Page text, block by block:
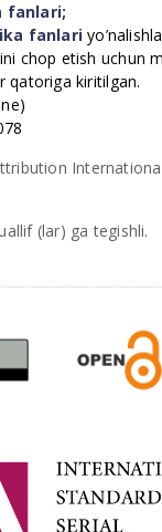
fanlari;
fanlari
chop etish uchun
qatoriga kiritilgan.
(lar) ga tegishli.